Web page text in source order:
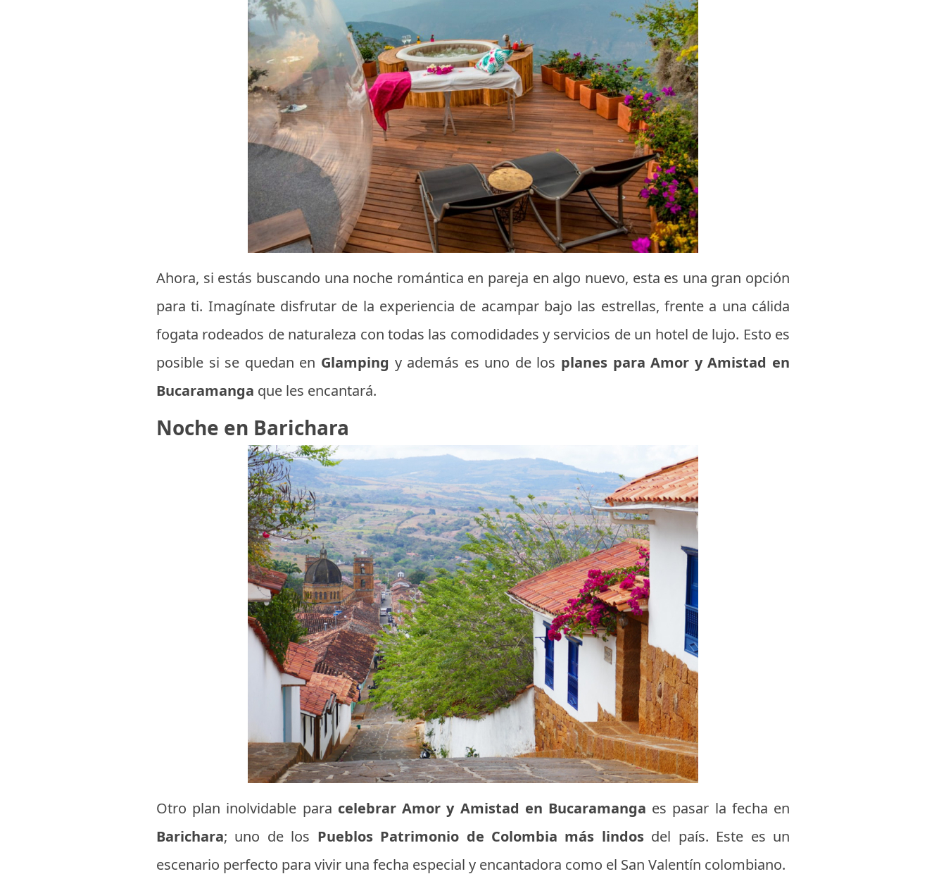
Ahora, si estás buscando una noche romántica en pareja en algo nuevo, esta es una gran opción
para ti. Imagínate disfrutar de la experiencia de acampar bajo las estrellas, frente a una cálida
fogata rodeados de naturaleza con todas las comodidades y servicios de un hotel de lujo. Esto es
posible si se quedan en Glamping y además es uno de los planes para Amor y Amistad en
Bucaramanga que les encantará.
Noche en Barichara
Otro plan inolvidable para celebrar Amor y Amistad en Bucaramanga es pasar la fecha en
Barichara; uno de los Pueblos Patrimonio de Colombia más lindosdel país. Este es un
escenario perfecto para vivir una fecha especial y encantadora como el San Valentín colombiano.